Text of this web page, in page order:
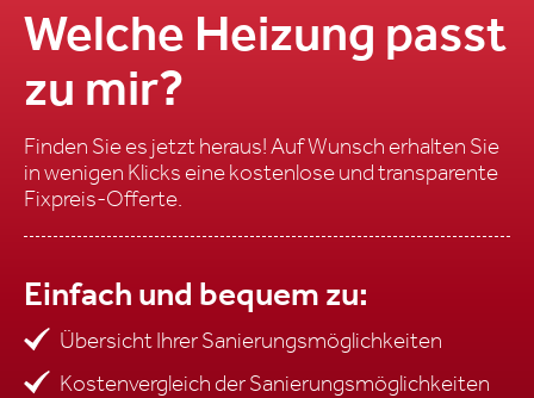
Welche Heizung passt
zu mir?
Finden Sie es jetzt heraus! Auf Wunsch erhalten Sie
in wenigen Klicks eine kostenlose und transparente
Fixpreis-Offerte.
Einfach und bequem zu:
Übersicht Ihrer Sanierungsmöglichkeiten
Kostenvergleich der Sanierungsmöglichkeiten